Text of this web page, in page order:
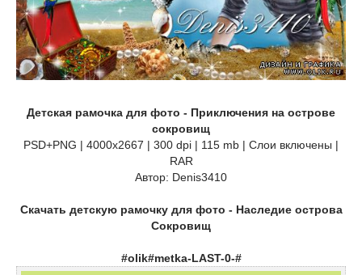
Детская рамочка для фото - Приключения на острове
сокровищ
PSD+PNG | 4000x2667 | 300 dpi | 115 mb | Слои включены |
RAR
Автор: Denis3410
Скачать детскую рамочку для фото - Наследие острова
Сокровищ
#olik#metka-LAST-0-#